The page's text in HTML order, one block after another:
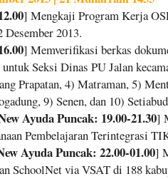
] Mengkaji Program Kerja
Desember 2013.
] Memverifikasi berkas
Seksi Dinas PU Jalan
Prapatan, 4) Matraman, 5)
9) Senen, dan 10)
Ayuda Puncak: 19.00-21.30]
Pembelajaran Terintegrasi
Ayuda Puncak: 22.00-01.00]
SchoolNet via VSAT di 188